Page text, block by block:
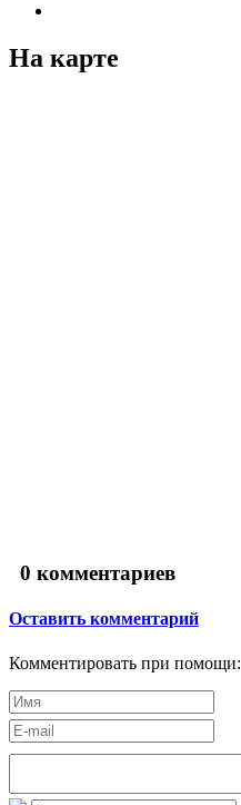
На карте
0 комментариев
Оставить комментарий
Комментировать при помощи: